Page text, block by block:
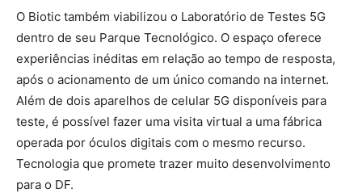
O Biotic também viabilizou o Laboratório de Testes 5G
dentro de seu Parque Tecnológico. O espaço oferece
experiências inéditas em relação ao tempo de resposta,
após o acionamento de um único comando na internet.
Além de dois aparelhos de celular 5G disponíveis para
teste, é possível fazer uma visita virtual a uma fábrica
operada por óculos digitais com o mesmo recurso.
Tecnologia que promete trazer muito desenvolvimento
para o DF.